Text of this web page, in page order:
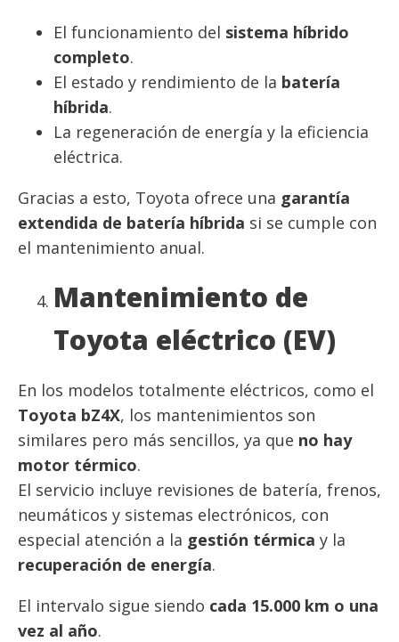
El funcionamiento del sistema híbrido
completo.
El estado y rendimiento de la batería
híbrida.
La regeneración de energía y la eficiencia
eléctrica.
Gracias a esto, Toyota ofrece una garantía
extendida de batería híbrida si se cumple con
el mantenimiento anual.
Mantenimiento de
Toyota eléctrico (EV)
En los modelos totalmente eléctricos, como el
Toyota bZ4X, los mantenimientos son
similares pero más sencillos, ya que no hay
motor térmico.
El servicio incluye revisiones de batería, frenos,
neumáticos y sistemas electrónicos, con
especial atención a la gestión térmica y la
recuperación de energía.
El intervalo sigue siendo cada 15.000 km o una
vez al año.